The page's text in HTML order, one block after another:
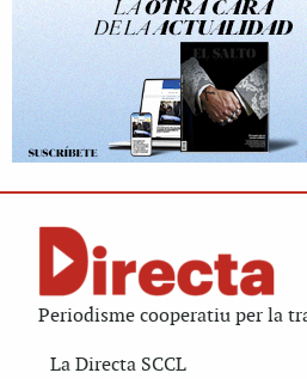
Periodisme cooperatiu per la
La Directa SCCL